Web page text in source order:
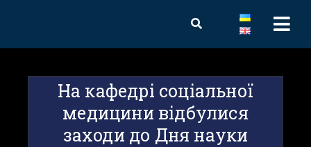
На кафедрі соціальної
медицини відбулися
заходи до Дня науки